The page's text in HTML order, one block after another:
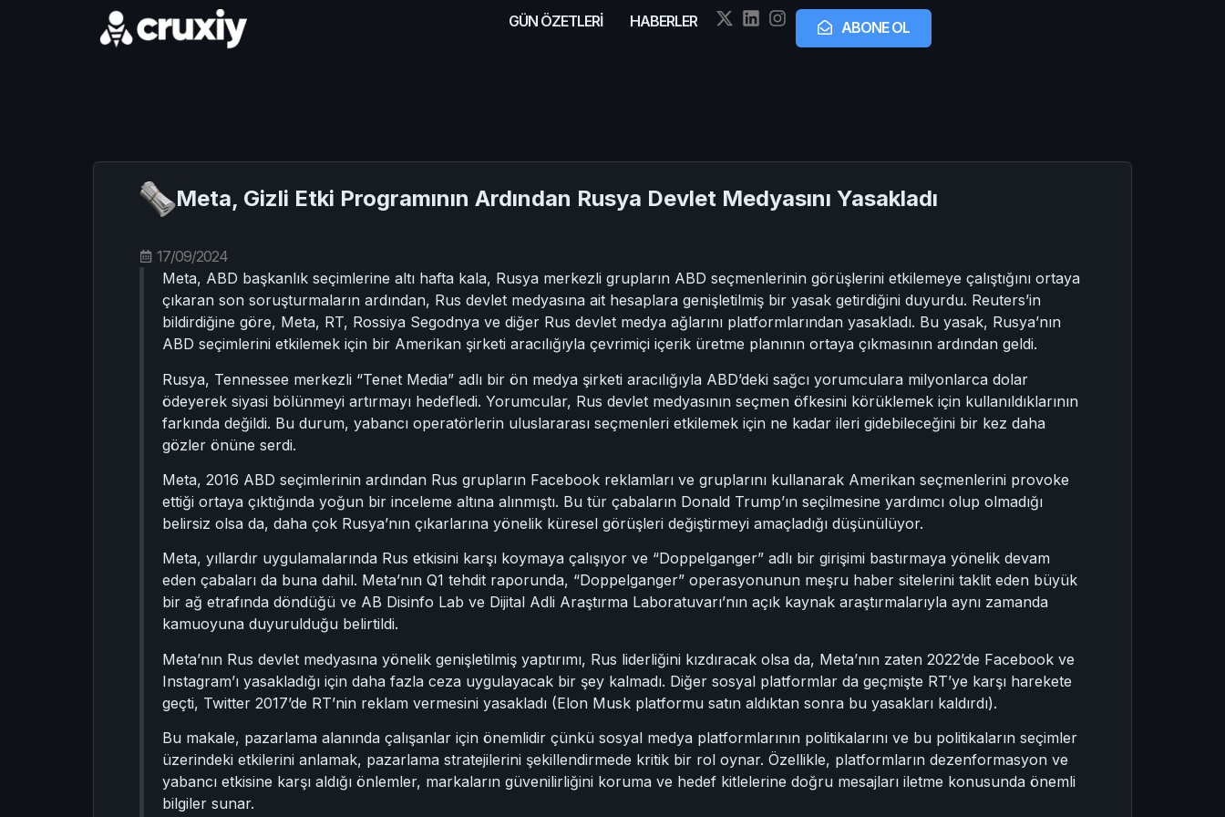
GÜN ÖZETLERİ HABERLER ABONE OL
Meta, Gizli Etki Programının Ardından Rusya Devlet Medyasını Yasakladı
17/09/2024
Meta, ABD başkanlık seçimlerine altı hafta kala, Rusya merkezli grupların ABD seçmenlerinin görüşlerini etkilemeye çalıştığını ortaya
çıkaran son soruşturmaların ardından, Rus devlet medyasına ait hesaplara genişletilmiş bir yasak getirdiğini duyurdu. Reuters’in
bildirdiğine göre, Meta, RT, Rossiya Segodnya ve diğer Rus devlet medya ağlarını platformlarından yasakladı. Bu yasak, Rusya’nın
ABD seçimlerini etkilemek için bir Amerikan şirketi aracılığıyla çevrimiçi içerik üretme planının ortaya çıkmasının ardından geldi.
Rusya, Tennessee merkezli “Tenet Media” adlı bir ön medya şirketi aracılığıyla ABD’deki sağcı yorumculara milyonlarca dolar
ödeyerek siyasi bölünmeyi artırmayı hedefledi. Yorumcular, Rus devlet medyasının seçmen öfkesini körüklemek için kullanıldıklarının
farkında değildi. Bu durum, yabancı operatörlerin uluslararası seçmenleri etkilemek için ne kadar ileri gidebileceğini bir kez daha
gözler önüne serdi.
Meta, 2016 ABD seçimlerinin ardından Rus grupların Facebook reklamları ve gruplarını kullanarak Amerikan seçmenlerini provoke
ettiği ortaya çıktığında yoğun bir inceleme altına alınmıştı. Bu tür çabaların Donald Trump’ın seçilmesine yardımcı olup olmadığı
belirsiz olsa da, daha çok Rusya’nın çıkarlarına yönelik küresel görüşleri değiştirmeyi amaçladığı düşünülüyor.
Meta, yıllardır uygulamalarında Rus etkisini karşı koymaya çalışıyor ve “Doppelganger” adlı bir girişimi bastırmaya yönelik devam
eden çabaları da buna dahil. Meta’nın Q1 tehdit raporunda, “Doppelganger” operasyonunun meşru haber sitelerini taklit eden büyük
bir ağ etrafında döndüğü ve AB Disinfo Lab ve Dijital Adli Araştırma Laboratuvarı’nın açık kaynak araştırmalarıyla aynı zamanda
kamuoyuna duyurulduğu belirtildi.
Meta’nın Rus devlet medyasına yönelik genişletilmiş yaptırımı, Rus liderliğini kızdıracak olsa da, Meta’nın zaten 2022’de Facebook ve
Instagram’ı yasakladığı için daha fazla ceza uygulayacak bir şey kalmadı. Diğer sosyal platformlar da geçmişte RT’ye karşı harekete
geçti, Twitter 2017’de RT’nin reklam vermesini yasakladı (Elon Musk platformu satın aldıktan sonra bu yasakları kaldırdı).
Bu makale, pazarlama alanında çalışanlar için önemlidir çünkü sosyal medya platformlarının politikalarını ve bu politikaların seçimler
üzerindeki etkilerini anlamak, pazarlama stratejilerini şekillendirmede kritik bir rol oynar. Özellikle, platformların dezenformasyon ve
yabancı etkisine karşı aldığı önlemler, markaların güvenilirliğini koruma ve hedef kitlelerine doğru mesajları iletme konusunda önemli
bilgiler sunar.